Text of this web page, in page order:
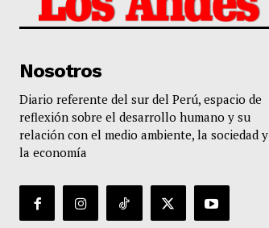
Nosotros
Diario referente del sur del Perú, espacio de
reflexión sobre el desarrollo humano y su
relación con el medio ambiente, la sociedad y
la economía